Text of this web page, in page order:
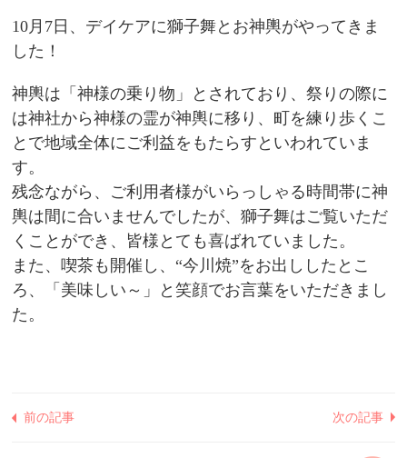
10月7日、デイケアに獅子舞とお神輿がやってきま
した！
神輿は「神様の乗り物」とされており、祭りの際に
は神社から神様の霊が神輿に移り、町を練り歩くこ
とで地域全体にご利益をもたらすといわれていま
す。
残念ながら、ご利用者様がいらっしゃる時間帯に神
輿は間に合いませんでしたが、獅子舞はご覧いただ
くことができ、皆様とても喜ばれていました。
また、喫茶も開催し、“今川焼”をお出ししたとこ
ろ、「美味しい～」と笑顔でお言葉をいただきまし
た。
前の記事 次の記事